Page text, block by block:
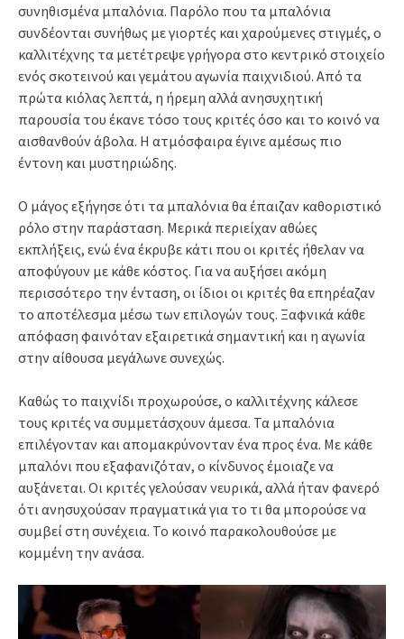
συνηθισμένα μπαλόνια. Παρόλο που τα μπαλόνια
συνδέονται συνήθως με γιορτές και χαρούμενες στιγμές, ο
καλλιτέχνης τα μετέτρεψε γρήγορα στο κεντρικό στοιχείο
ενός σκοτεινού και γεμάτου αγωνία παιχνιδιού. Από τα
πρώτα κιόλας λεπτά, η ήρεμη αλλά ανησυχητική
παρουσία του έκανε τόσο τους κριτές όσο και το κοινό να
αισθανθούν άβολα. Η ατμόσφαιρα έγινε αμέσως πιο
έντονη και μυστηριώδης.
Ο μάγος εξήγησε ότι τα μπαλόνια θα έπαιζαν καθοριστικό
ρόλο στην παράσταση. Μερικά περιείχαν αθώες
εκπλήξεις, ενώ ένα έκρυβε κάτι που οι κριτές ήθελαν να
αποφύγουν με κάθε κόστος. Για να αυξήσει ακόμη
περισσότερο την ένταση, οι ίδιοι οι κριτές θα επηρέαζαν
το αποτέλεσμα μέσω των επιλογών τους. Ξαφνικά κάθε
απόφαση φαινόταν εξαιρετικά σημαντική και η αγωνία
στην αίθουσα μεγάλωνε συνεχώς.
Καθώς το παιχνίδι προχωρούσε, ο καλλιτέχνης κάλεσε
τους κριτές να συμμετάσχουν άμεσα. Τα μπαλόνια
επιλέγονταν και απομακρύνονταν ένα προς ένα. Με κάθε
μπαλόνι που εξαφανιζόταν, ο κίνδυνος έμοιαζε να
αυξάνεται. Οι κριτές γελούσαν νευρικά, αλλά ήταν φανερό
ότι ανησυχούσαν πραγματικά για το τι θα μπορούσε να
συμβεί στη συνέχεια. Το κοινό παρακολουθούσε με
κομμένη την ανάσα.